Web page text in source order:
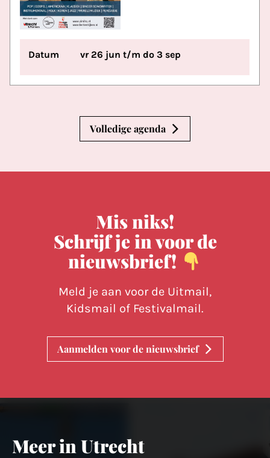
Datum vr 26 jun t/m do 3 sep
Volledige agenda
Mis niks!
Schrijf je in voor de
nieuwsbrief!
Meld je aan voor de Uitmail,
Kidsmail of Festivalmail.
Aanmelden voor de nieuwsbrief
Meer in Utrecht